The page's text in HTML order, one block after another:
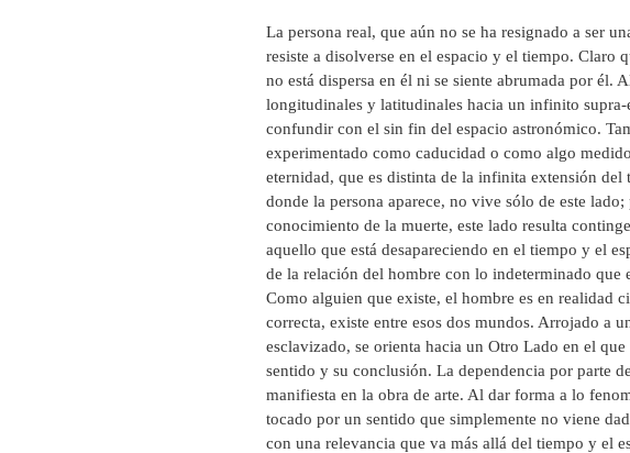
La persona real, que aún no se ha resignado a ser
resiste a disolverse en el espacio y el tiempo. Claro
no está dispersa en él ni se siente abrumada por él.
longitudinales y latitudinales hacia un infinito supra-
confundir con el sin fin del espacio astronómico.
experimentado como caducidad o como algo
eternidad, que es distinta de la infinita extensión
donde la persona aparece, no vive sólo de este
conocimiento de la muerte, este lado resulta
aquello que está desapareciendo en el tiempo y el
de la relación del hombre con lo indeterminado que
Como alguien que existe, el hombre es en realidad
correcta, existe entre esos dos mundos. Arrojado a
esclavizado, se orienta hacia un Otro Lado en el
sentido y su conclusión. La dependencia por parte
manifiesta en la obra de arte. Al dar forma a lo
tocado por un sentido que simplemente no viene
con una relevancia que va más allá del tiempo y el